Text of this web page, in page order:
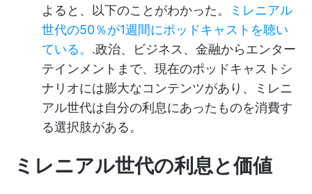
よると、以下のことがわかった。
ミレニアル
世代の50％が1週間にポッドキャストを聴い
ている。 .政治、ビジネス、金融からエンター
テインメントまで、現在のポッドキャストシ
ナリオには膨大なコンテンツがあり、ミレニ
アル世代は自分の利息にあったものを消費す
る選択肢がある。
ミレニアル世代の利息と価値